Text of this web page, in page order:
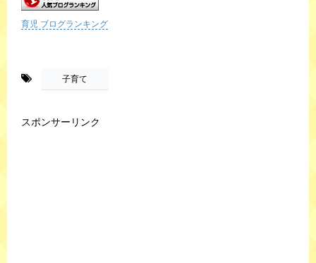
育児 ブログランキング
子育て
スポンサーリンク